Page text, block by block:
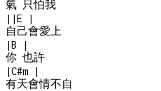
氣 只怕我
| |E
|
自己會愛上
|B
|
你 也許
|C#m
|
有天會情不自